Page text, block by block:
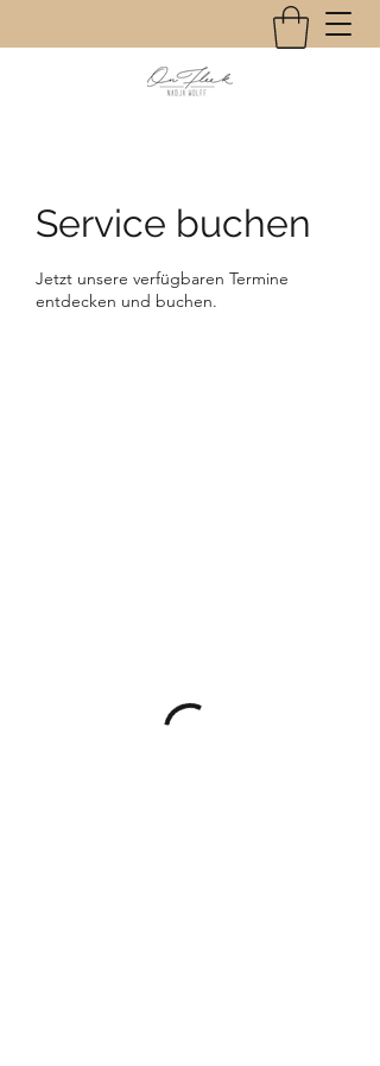
Service buchen
Jetzt unsere verfügbaren Termine
entdecken und buchen.